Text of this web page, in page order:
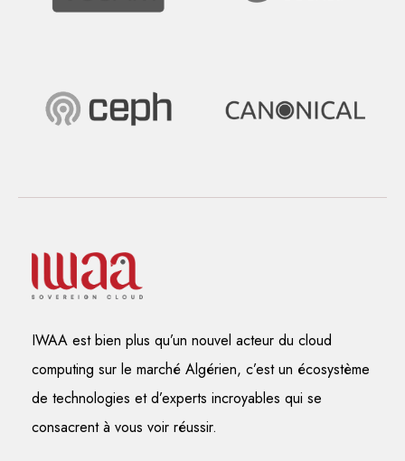
IWAA est bien plus qu’un nouvel acteur du cloud
computing sur le marché Algérien, c’est un écosystème
de technologies et d’experts incroyables qui se
consacrent à vous voir réussir.